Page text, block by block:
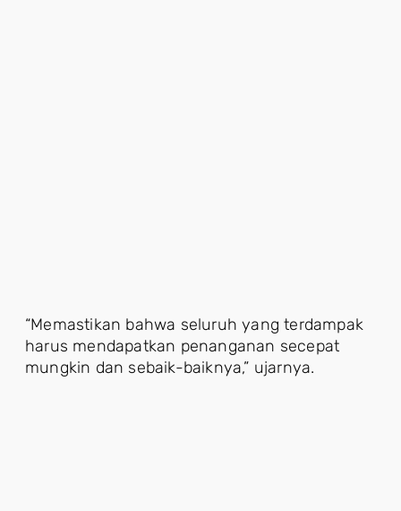
“Memastikan bahwa seluruh yang terdampak
harus mendapatkan penanganan secepat
mungkin dan sebaik-baiknya,” ujarnya.